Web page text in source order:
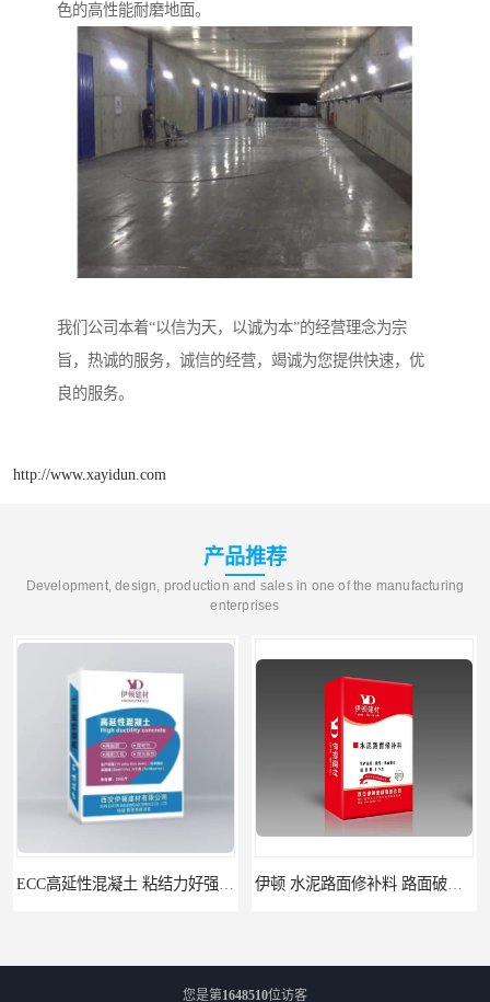
色的高性能耐磨地面。
我们公司本着“以信为天，以诚为本”的经营理念为宗
旨，热诚的服务，诚信的经营，竭诚为您提供快速，优
良的服务。
http://www.xayidun.com
产品推荐
Development, design, production and sales in one of the manufacturing
enterprises
ECC高延性混凝土 粘结力好强度高 可弯曲抗震不开裂 伊顿 水泥路面修补料 路面破损起皮快速修补 2小时通车
您是第1648510位访客